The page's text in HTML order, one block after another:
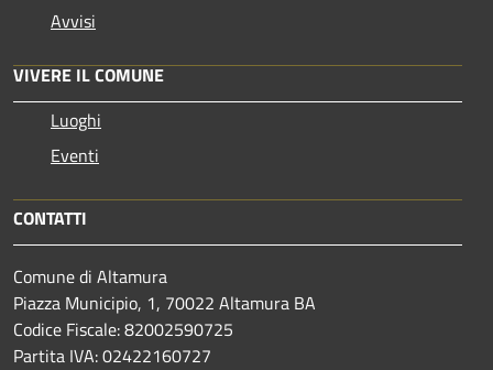
Avvisi
VIVERE IL COMUNE
Luoghi
Eventi
CONTATTI
Comune di Altamura
Piazza Municipio, 1, 70022 Altamura BA
Codice Fiscale: 82002590725
Partita IVA: 02422160727